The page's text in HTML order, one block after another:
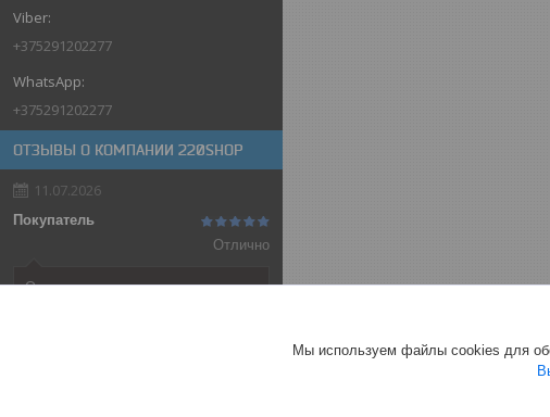
+375291202277
+375291202277
ОТЗЫВЫ О КОМПАНИИ 220SHOP
11.07.2026
Покупатель
Отлично
Оригинальные товары автоматов
Мы используем файлы cookies для